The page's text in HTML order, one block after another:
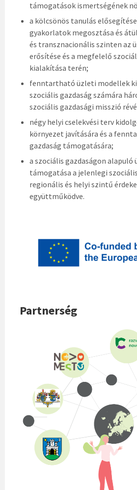
támogatások ismertségének
a kölcsönös tanulás
gyakorlatok megosztása és
és transznacionális szinten az
erősítése és a megfelelő
kialakítása terén;
fenntartható üzleti modellek
szociális gazdaság számára
szociális gazdasági misszió
négy helyi cselekvési terv
környezet javítására és a
gazdaság támogatására;
a szociális gazdaságon
támogatása a jelenlegi
regionális és helyi szintű
együttműködve.
Partnerség